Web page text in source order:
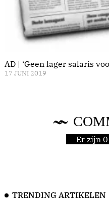
AD | ‘Geen lager salaris
17 JUNI 2019
Er zijn
TRENDING ARTIKELEN